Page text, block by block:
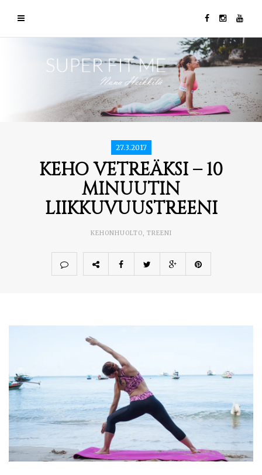
27.3.2017
KEHO VETREÄKSI – 10
MINUUTIN
LIIKKUVUUSTREENI
KEHONHUOLTO, TREENI